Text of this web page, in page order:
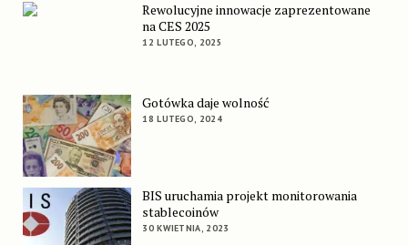
Rewolucyjne innowacje zaprezentowane
na CES 2025
12 LUTEGO, 2025
Gotówka daje wolność
18 LUTEGO, 2024
BIS uruchamia projekt monitorowania
stablecoinów
30 KWIETNIA, 2023